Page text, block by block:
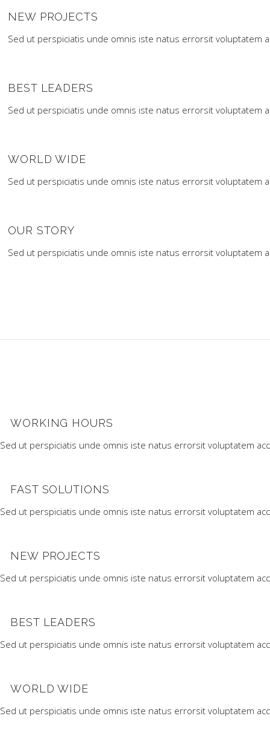
NEW PROJECTS
Sed ut perspiciatis unde omnis iste natus errorsit voluptatem
BEST LEADERS
Sed ut perspiciatis unde omnis iste natus errorsit voluptatem
WORLD WIDE
Sed ut perspiciatis unde omnis iste natus errorsit voluptatem
OUR STORY
Sed ut perspiciatis unde omnis iste natus errorsit voluptatem
WORKING HOURS
Sed ut perspiciatis unde omnis iste natus errorsit voluptatem
FAST SOLUTIONS
Sed ut perspiciatis unde omnis iste natus errorsit voluptatem
NEW PROJECTS
Sed ut perspiciatis unde omnis iste natus errorsit voluptatem
BEST LEADERS
Sed ut perspiciatis unde omnis iste natus errorsit voluptatem
WORLD WIDE
Sed ut perspiciatis unde omnis iste natus errorsit voluptatem